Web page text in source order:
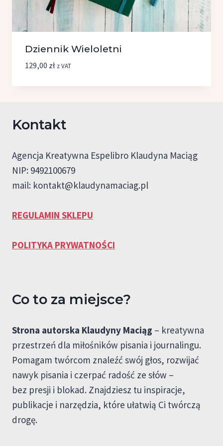
Dziennik Wieloletni
129,00 zł z VAT
Kontakt
Agencja Kreatywna Espelibro Klaudyna Maciąg
NIP: 9492100679
mail: kontakt@klaudynamaciag.pl
REGULAMIN SKLEPU
POLITYKA PRYWATNOŚCI
Co to za miejsce?
Strona autorska Klaudyny Maciąg – kreatywna
przestrzeń dla miłośników pisania i journalingu.
Pomagam twórcom znaleźć swój głos, rozwijać
nawyk pisania i czerpać radość ze słów –
bez presji i blokad. Znajdziesz tu inspiracje,
publikacje i narzędzia, które ułatwią Ci twórczą
drogę.